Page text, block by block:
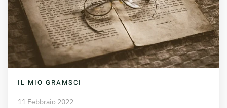
IL MIO GRAMSCI
11 Febbraio 2022